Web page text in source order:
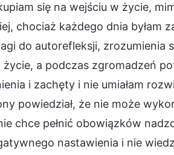
się na wejściu w życie,
chociaż każdego dnia byłam
do autorefleksji, zrozumienia
a podczas zgromadzeń
i zachęty i nie umiałam
powiedział, że nie może
chce pełnić obowiązków
nastawienia i nie